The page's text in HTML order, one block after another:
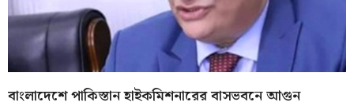
বাংলাদেশে পাকিস্তান হাইকমিশনারের বাসভবনে আগুন